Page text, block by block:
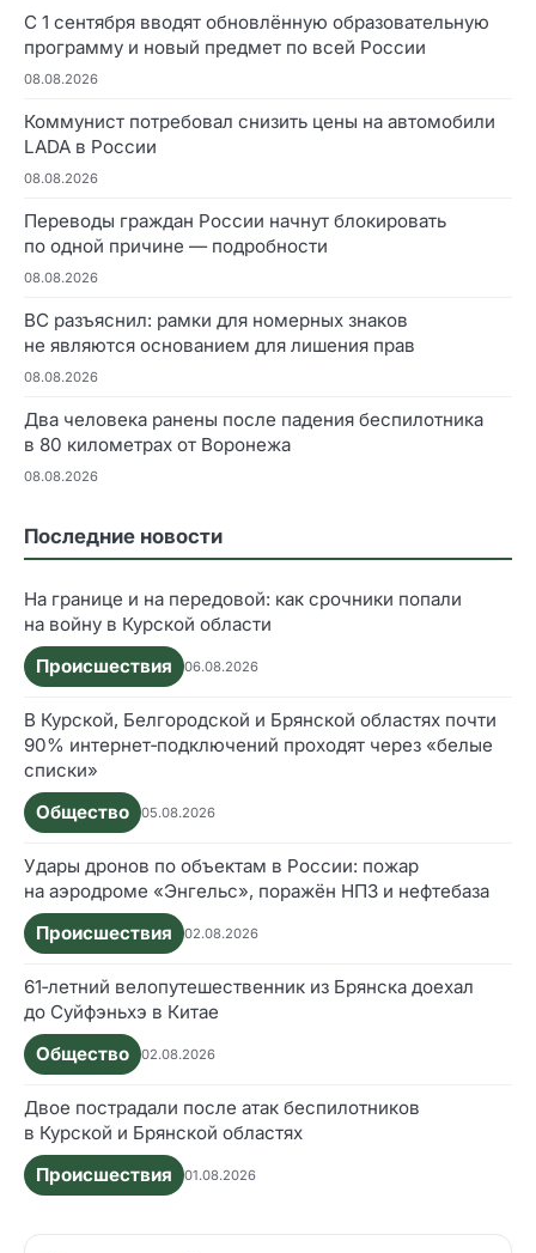
С 1 сентября вводят обновлённую образовательную
программу и новый предмет по всей России
08.08.2026
Коммунист потребовал снизить цены на автомобили
LADA в России
08.08.2026
Переводы граждан России начнут блокировать
по одной причине — подробности
08.08.2026
ВС разъяснил: рамки для номерных знаков
не являются основанием для лишения прав
08.08.2026
Два человека ранены после падения беспилотника
в 80 километрах от Воронежа
08.08.2026
Последние новости
На границе и на передовой: как срочники попали
на войну в Курской области
Происшествия
06.08.2026
В Курской, Белгородской и Брянской областях почти
90% интернет‑подключений проходят через «белые
списки»
Общество
05.08.2026
Удары дронов по объектам в России: пожар
на аэродроме «Энгельс», поражён НПЗ и нефтебаза
Происшествия
02.08.2026
61‑летний велопутешественник из Брянска доехал
до Суйфэньхэ в Китае
Общество
02.08.2026
Двое пострадали после атак беспилотников
в Курской и Брянской областях
Происшествия
01.08.2026